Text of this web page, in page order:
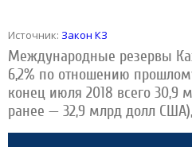
Источник: Закон КЗ
Международные резервы
6,2% по отношению
конец июля 2018 всего 30,9
ранее — 32,9 млрд долл